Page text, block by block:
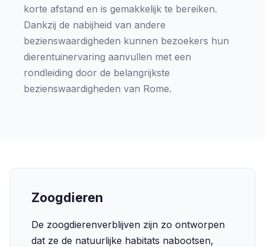
korte afstand en is gemakkelijk te bereiken.
Dankzij de nabijheid van andere
bezienswaardigheden kunnen bezoekers hun
dierentuinervaring aanvullen met een
rondleiding door de belangrijkste
bezienswaardigheden van Rome.
Zoogdieren
De zoogdierenverblijven zijn zo ontworpen
dat ze de natuurlijke habitats nabootsen,